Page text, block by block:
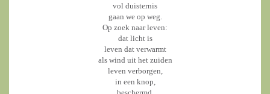
vol duisternis
gaan we op weg.
Op zoek naar leven:
dat licht is
leven dat verwarmt
als wind uit het zuiden
leven verborgen,
in een knop,